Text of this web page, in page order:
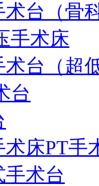
术台（骨
手术床
术台（超
台
床PT手
术台